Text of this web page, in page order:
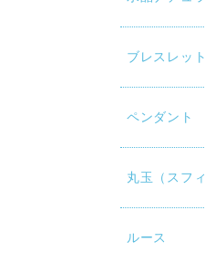
ブレスレット
ペンダント
丸玉（スフィ
ルース